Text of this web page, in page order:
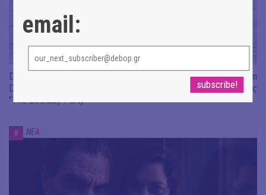
Don't Let Me Be Misunderstood | Alexandros Livitsanos, Willem
Dafoe, Czech Studio Orchestra | Από το soundtrack της ταινίας
"The Birthday Party"
# ΝΕΑ
email: